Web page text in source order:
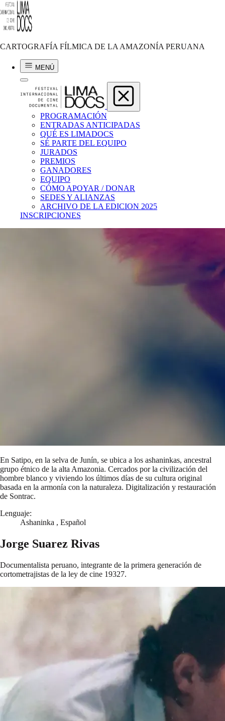
CARTOGRAFÍA FÍLMICA DE LA AMAZONÍA PERUANA
MENÚ
PROGRAMACIÓN
ENTRADAS ANTICIPADAS
QUÉ ES LIMADOCS
SÉ PARTE DEL EQUIPO
JURADOS
PREMIOS
GANADORES
EQUIPO
CÓMO APOYAR / DONAR
SEDES Y ALIANZAS
ARCHIVO DE LA EDICION 2025
INSCRIPCIONES
Jorge Suarez Rivas
ASHANINGAS DEL CUTIVIRENI
1989 | 10 min | Perú
En Satipo, en la selva de Junín, se ubica a los ashaninkas, ancestral
grupo étnico de la alta Amazonia. Cercados por la civilización del
hombre blanco y viviendo los últimos días de su cultura original
basada en la armonía con la naturaleza. Digitalización y restauración
de Sontrac.
Lenguaje:
Ashaninka , Español
Jorge Suarez Rivas
Documentalista peruano, integrante de la primera generación de
cortometrajistas de la ley de cine 19327.